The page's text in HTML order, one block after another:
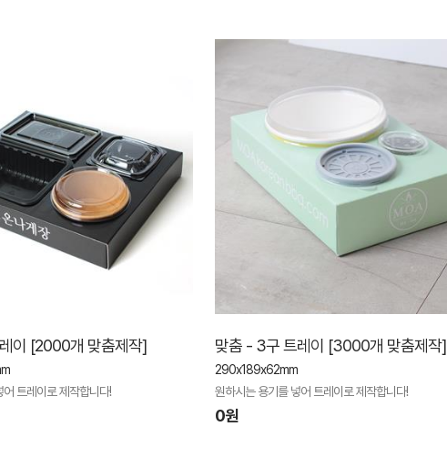
이 [2000개 맞춤제작]
트레이로 제작합니다!
맞춤 - 3구 트레이 [3000개 맞춤제작]
290x189x62mm
원하시는 용기를 넣어 트레이로 제작합니다!
0원